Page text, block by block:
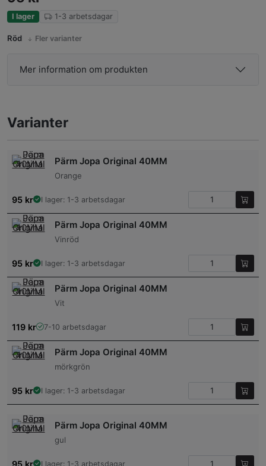
I lager 1-3 arbetsdagar
Röd Fler varianter
Mer information om produkten
Varianter
Pärm Jopa Original 40MM
Orange
95 kr I lager: 1-3 arbetsdagar
Pärm Jopa Original 40MM
Vinröd
95 kr I lager: 1-3 arbetsdagar
Pärm Jopa Original 40MM
Vit
119 kr 7-10 arbetsdagar
Pärm Jopa Original 40MM
mörkgrön
95 kr I lager: 1-3 arbetsdagar
Pärm Jopa Original 40MM
gul
I lager: 1-3 arbetsdagar